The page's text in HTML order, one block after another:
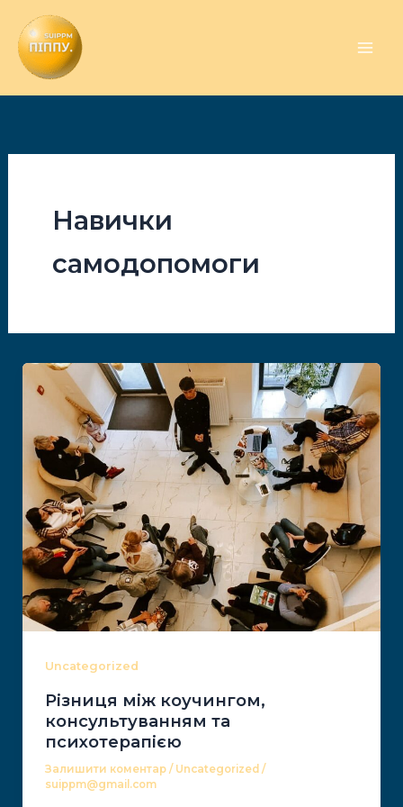
Перейти
до
вмісту
Навички
самодопомоги
Uncategorized
Різниця між коучингом,
консультуванням та ​
психотерапією
Залишити коментар / Uncategorized /
suippm@gmail.com